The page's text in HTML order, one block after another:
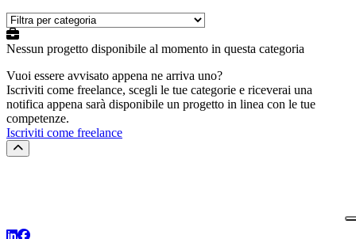
Nessun progetto disponibile al momento in questa categoria
Vuoi essere avvisato appena ne arriva uno?
Iscriviti come freelance, scegli le tue categorie e riceverai una
notifica appena sarà disponibile un progetto in linea con le tue
competenze.
Iscriviti come freelance